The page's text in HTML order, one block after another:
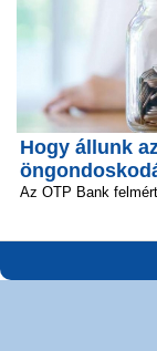
Hogy állunk
Az OTP Bank